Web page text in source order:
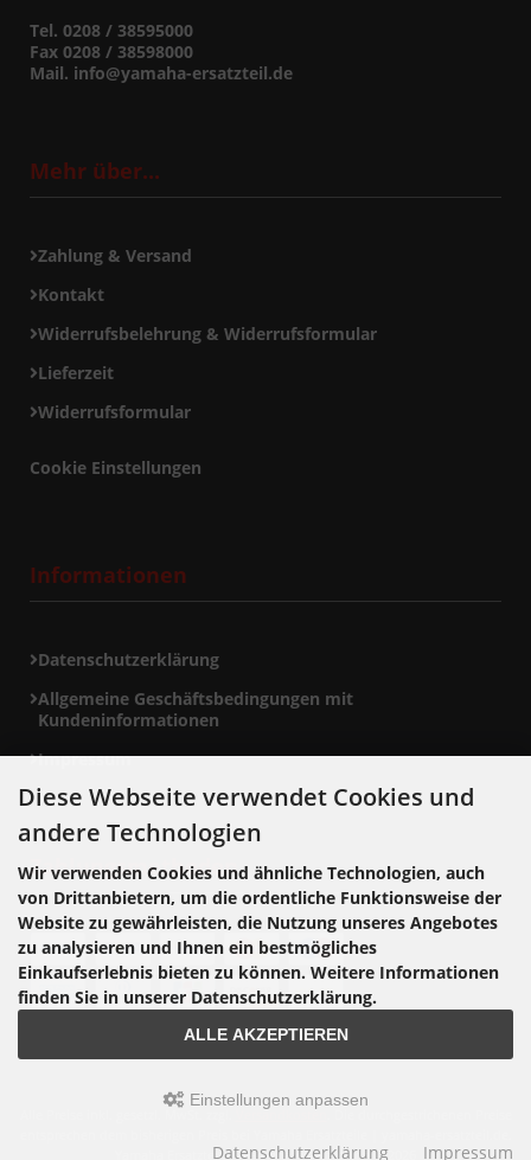
Tel. 0208 / 38595000
Fax 0208 / 38598000
Mail. info@yamaha-ersatzteil.de
Mehr über...
Zahlung & Versand
Kontakt
Widerrufsbelehrung & Widerrufsformular
Lieferzeit
Widerrufsformular
Cookie Einstellungen
Informationen
Datenschutzerklärung
Allgemeine Geschäftsbedingungen mit
Kundeninformationen
Impressum
Zahlungsmethoden
Alle Preise inkl. gesetzl. MwSt. zzgl. Versandkosten
Yamaha Ersatzteile | yamaha-ersatzteil.de © 2026
Diese Webseite verwendet Cookies und
andere Technologien
Wir verwenden Cookies und ähnliche Technologien, auch
von Drittanbietern, um die ordentliche Funktionsweise der
Website zu gewährleisten, die Nutzung unseres Angebotes
zu analysieren und Ihnen ein bestmögliches
Einkaufserlebnis bieten zu können. Weitere Informationen
finden Sie in unserer Datenschutzerklärung.
ALLE AKZEPTIEREN
Einstellungen anpassen
Datenschutzerklärung Impressum